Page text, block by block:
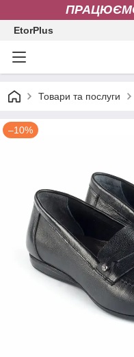
EtorPlus
Товари та послуги
–10%